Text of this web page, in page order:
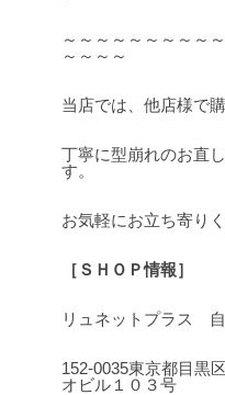
～～～～～～～～～
～～～～
当店では、他店様で
丁寧に型崩れのお直
す。
お気軽にお立ち寄りく
［ＳＨＯＰ情報］
リュネットプラス
152-0035東京都目黒
オビル１０３号